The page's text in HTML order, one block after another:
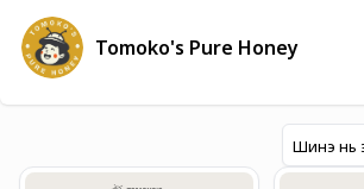
Tomoko's Pure Honey